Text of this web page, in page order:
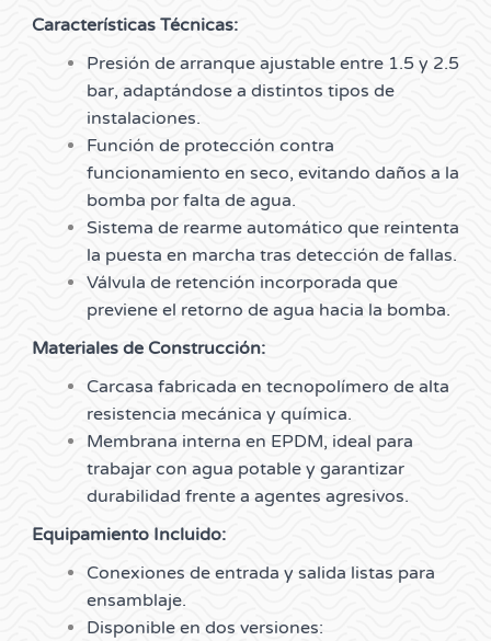
Características Técnicas:
Presión de arranque ajustable entre 1.5 y 2.5
bar, adaptándose a distintos tipos de
instalaciones.
Función de protección contra
funcionamiento en seco, evitando daños a la
bomba por falta de agua.
Sistema de rearme automático que reintenta
la puesta en marcha tras detección de fallas.
Válvula de retención incorporada que
previene el retorno de agua hacia la bomba.
Materiales de Construcción:
Carcasa fabricada en tecnopolímero de alta
resistencia mecánica y química.
Membrana interna en EPDM, ideal para
trabajar con agua potable y garantizar
durabilidad frente a agentes agresivos.
Equipamiento Incluido:
Conexiones de entrada y salida listas para
ensamblaje.
Disponible en dos versiones: